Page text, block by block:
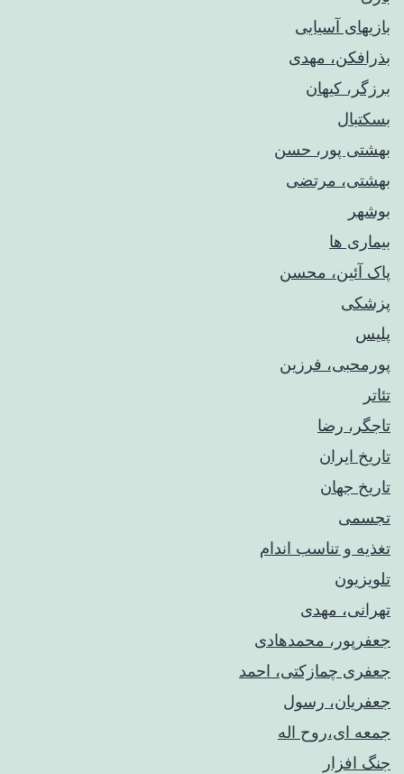
بازیهای آسیایی
بذرافکن، مهدی
برزگر، کیهان
بسکتبال
بهشتی پور، حسن
بهشتی، مرتضی
بوشهر
بیماری ها
پاک آئین، محسن
پزشکی
پلیس
پورمحبی، فرزین
تئاتر
تاجگر، رضا
تاریخ ایران
تاریخ جهان
تجسمی
تغذیه و تناسب اندام
تلویزیون
تهرانی، مهدی
جعفرپور، محمدهادی
جعفری چمازکتی، احمد
جعفریان، رسول
جمعه ای،روح اله
جنگ افزار